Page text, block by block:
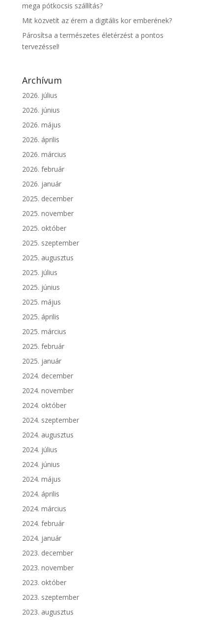
mega pótkocsis szállítás?
Mit közvetít az érem a digitális kor emberének?
Párosítsa a természetes életérzést a pontos
tervezéssel!
Archívum
2026. július
2026. június
2026. május
2026. április
2026. március
2026. február
2026. január
2025. december
2025. november
2025. október
2025. szeptember
2025. augusztus
2025. július
2025. június
2025. május
2025. április
2025. március
2025. február
2025. január
2024. december
2024. november
2024. október
2024. szeptember
2024. augusztus
2024. július
2024. június
2024. május
2024. április
2024. március
2024. február
2024. január
2023. december
2023. november
2023. október
2023. szeptember
2023. augusztus